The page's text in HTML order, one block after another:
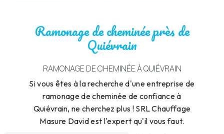
Ramonage de cheminée près de
Quiévrain
RAMONAGE DE CHEMINÉE À QUIÉVRAIN
Si vous êtes à la recherche d'une entreprise de
ramonage de cheminée de confiance à
Quiévrain, ne cherchez plus ! SRL Chauffage
Masure David est l'expert qu'il vous faut.